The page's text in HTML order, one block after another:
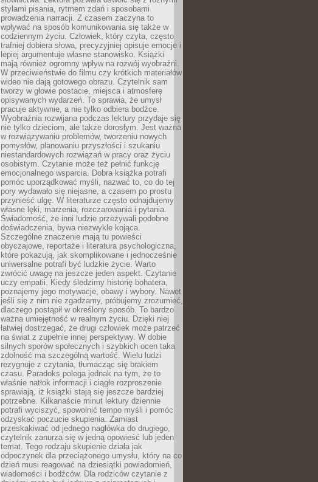
stylami pisania, rytmem zdań i sposobami
prowadzenia narracji. Z czasem zaczyna to
wpływać na sposób komunikowania się także w
codziennym życiu. Człowiek, który czyta, często
trafniej dobiera słowa, precyzyjniej opisuje emocje i
lepiej argumentuje własne stanowisko. Książki
mają również ogromny wpływ na rozwój wyobraźni.
W przeciwieństwie do filmu czy krótkich materiałów
wideo nie dają gotowego obrazu. Czytelnik sam
tworzy w głowie postacie, miejsca i atmosferę
opisywanych wydarzeń. To sprawia, że umysł
pracuje aktywnie, a nie tylko odbiera bodźce.
Wyobraźnia rozwijana podczas lektury przydaje się
nie tylko dzieciom, ale także dorosłym. Jest ważna
w rozwiązywaniu problemów, tworzeniu nowych
pomysłów, planowaniu przyszłości i szukaniu
niestandardowych rozwiązań w pracy oraz życiu
osobistym. Czytanie może też pełnić funkcję
emocjonalnego wsparcia. Dobra książka potrafi
pomóc uporządkować myśli, nazwać to, co do tej
pory wydawało się niejasne, a czasem po prostu
przynieść ulgę. W literaturze często odnajdujemy
własne lęki, marzenia, rozczarowania i pytania.
Świadomość, że inni ludzie przeżywali podobne
doświadczenia, bywa niezwykle kojąca.
Szczególne znaczenie mają tu powieści
obyczajowe, reportaże i literatura psychologiczna,
które pokazują, jak skomplikowane i jednocześnie
uniwersalne potrafi być ludzkie życie. Warto
zwrócić uwagę na jeszcze jeden aspekt. Czytanie
uczy empatii. Kiedy śledzimy historię bohatera,
poznajemy jego motywacje, obawy i wybory. Nawet
jeśli się z nim nie zgadzamy, próbujemy zrozumieć,
dlaczego postąpił w określony sposób. To bardzo
ważna umiejętność w realnym życiu. Dzięki niej
łatwiej dostrzegać, że drugi człowiek może patrzeć
na świat z zupełnie innej perspektywy. W dobie
silnych sporów społecznych i szybkich ocen taka
zdolność ma szczególną wartość. Wielu ludzi
rezygnuje z czytania, tłumacząc się brakiem
czasu. Paradoks polega jednak na tym, że to
właśnie natłok informacji i ciągłe rozproszenie
sprawiają, iż książki stają się jeszcze bardziej
potrzebne. Kilkanaście minut lektury dziennie
potrafi wyciszyć, spowolnić tempo myśli i pomóc
odzyskać poczucie skupienia. Zamiast
przeskakiwać od jednego nagłówka do drugiego,
czytelnik zanurza się w jedną opowieść lub jeden
temat. Tego rodzaju skupienie działa jak
odpoczynek dla przeciążonego umysłu, który na co
dzień musi reagować na dziesiątki powiadomień,
wiadomości i bodźców. Dla rodziców czytanie z